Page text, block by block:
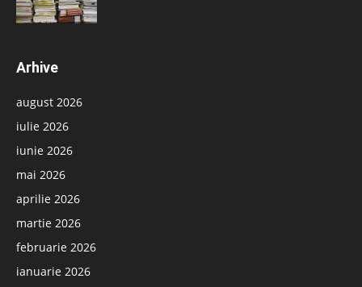
Arhive
august 2026
iulie 2026
iunie 2026
mai 2026
aprilie 2026
martie 2026
februarie 2026
ianuarie 2026